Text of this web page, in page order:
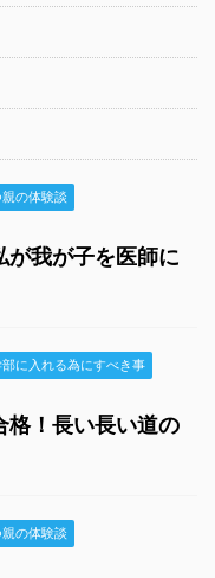
の体験談
が我が子を医師に
に入れる為にすべき事
格！長い長い道の
の体験談